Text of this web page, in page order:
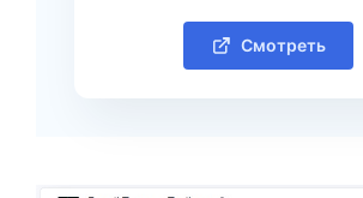
Смотреть